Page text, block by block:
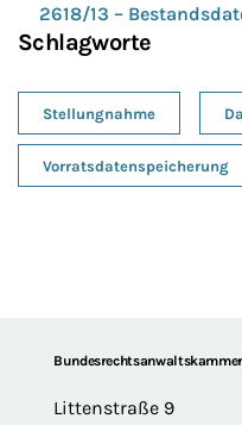
2618/13 –
Schlagworte
Stellungnahme
Vorratsdatenspeicherung
FooterBundesrechtsanwaltskammer
Littenstraße 9